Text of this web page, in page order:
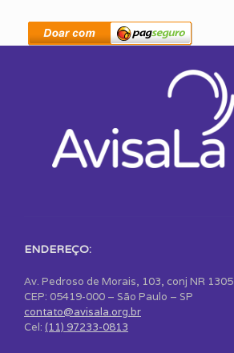
ENDEREÇO:
Av. Pedroso de Morais, 103, conj NR 1305
CEP: 05419-000 – São Paulo – SP
contato@avisala.org.br
Cel: (11) 97233-0813